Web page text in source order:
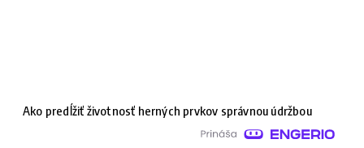
Ako predĺžiť životnosť herných prvkov správnou údržbou